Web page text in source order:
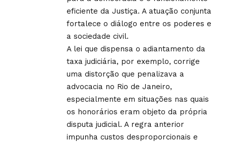
eficiente da Justiça. A atuação conjunta
fortalece o diálogo entre os poderes e
a sociedade civil.
A lei que dispensa o adiantamento da
taxa judiciária, por exemplo, corrige
uma distorção que penalizava a
advocacia no Rio de Janeiro,
especialmente em situações nas quais
os honorários eram objeto da própria
disputa judicial. A regra anterior
impunha custos desproporcionais e